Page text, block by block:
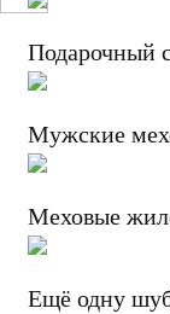
Подарочный
Мужские
Меховые
Ещё одну